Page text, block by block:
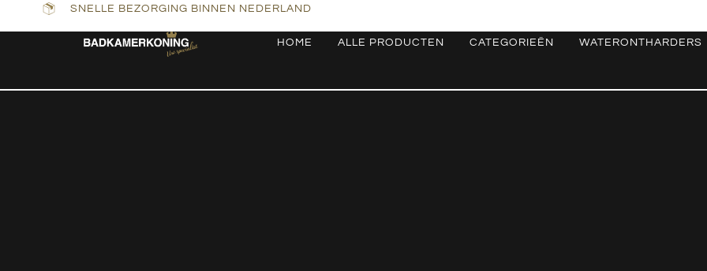
SNELLE BEZORGING BINNEN NEDERLAND
HOME ALLE PRODUCTEN CATEGORIEËN WATERONTHARDERS